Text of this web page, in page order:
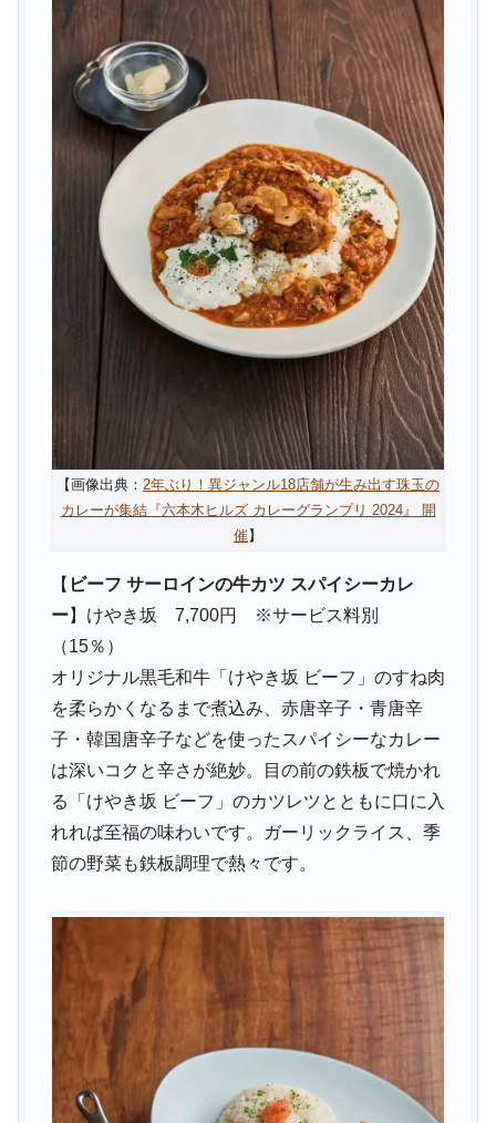
【画像出典： 2年ぶり！異ジャンル18店舗が生み出す珠玉の
カレーが集結『六本木ヒルズ カレーグランプリ 2024』 開
催】
【 ビーフ サーロインの牛カツ スパイシーカレ
ー】けやき坂 7,700円 ※サービス料別
（15％）
オリジナル黒毛和牛「けやき坂 ビーフ」のすね肉
を柔らかくなるまで煮込み、赤唐辛子・青唐辛
子・韓国唐辛子などを使ったスパイシーなカレー
は深いコクと辛さが絶妙。目の前の鉄板で焼かれ
る「けやき坂 ビーフ」のカツレツとともに口に入
れれば至福の味わいです。ガーリックライス、季
節の野菜も鉄板調理で熱々です。